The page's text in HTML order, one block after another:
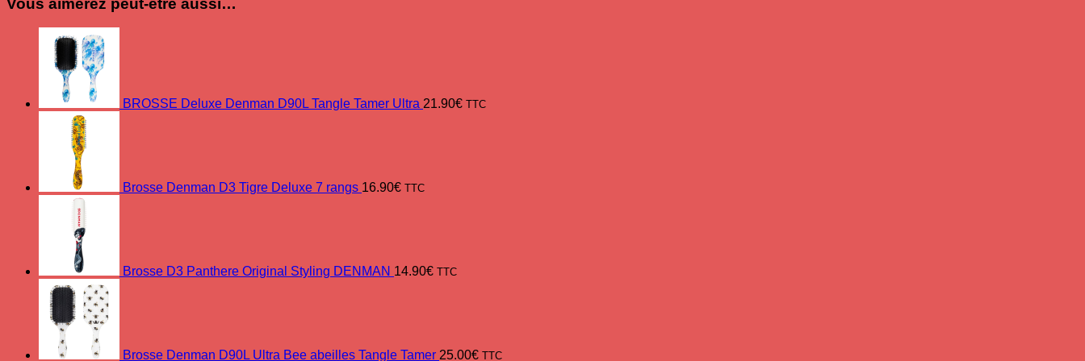
BROSSE Deluxe Denman D90L Tangle Tamer Ultra 21.90€ TTC
Brosse Denman D3 Tigre Deluxe 7 rangs 16.90€ TTC
Brosse D3 Panthere Original Styling DENMAN 14.90€ TTC
Brosse Denman D90L Ultra Bee abeilles Tangle Tamer 25.00€ TTC